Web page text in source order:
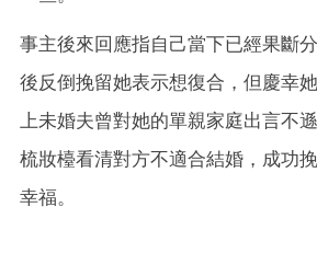
事主後來回應指自己當下已經果斷
後反倒挽留她表示想復合，但慶幸
上未婚夫曾對她的單親家庭出言不
梳妝檯看清對方不適合結婚，成功
幸福。